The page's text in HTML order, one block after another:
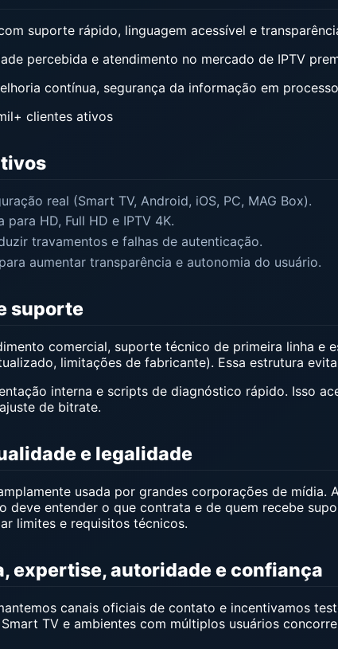
suporte rápido, linguagem acessível e
percebida e atendimento no mercado de IPTV
contínua, segurança da informação em
clientes ativos
real (Smart TV, Android, iOS, PC, MAG Box).
HD, Full HD e IPTV 4K.
travamentos e falhas de autenticação.
aumentar transparência e autonomia do usuário.
suporte
comercial, suporte técnico de primeira linha e
limitações de fabricante). Essa estrutura
interna e scripts de diagnóstico rápido. Isso
de bitrate.
e legalidade
usada por grandes corporações de
deve entender o que contrata e de quem recebe
limites e requisitos técnicos.
expertise, autoridade e confiança
canais oficiais de contato e incentivamos
TV e ambientes com múltiplos usuários